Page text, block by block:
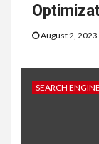
August 2, 2023
SEARCH